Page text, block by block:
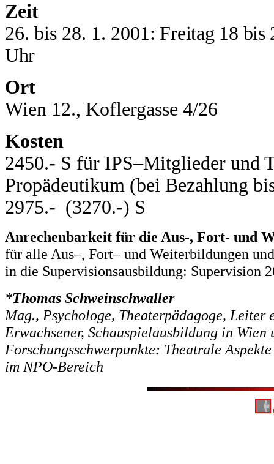
Zeit
26. bis 28. 1. 2001: Freitag 18 bis
Uhr
Ort
Wien 12., Koflergasse 4/26
Kosten
2450.- S für IPS–Mitglieder und
Propädeutikum (bei Bezahlung
2975.- (3270.-) S
Anrechenbarkeit für die Aus-, Fort- und
für alle Aus–, Fort– und Weiterbildungen
in die Supervisionsausbildung: Supervision
*Thomas Schweinschwaller
Mag., Psychologe, Theaterpädagoge,
Erwachsener, Schauspielausbildung in
Forschungsschwerpunkte: Theatrale
im NPO-Bereich